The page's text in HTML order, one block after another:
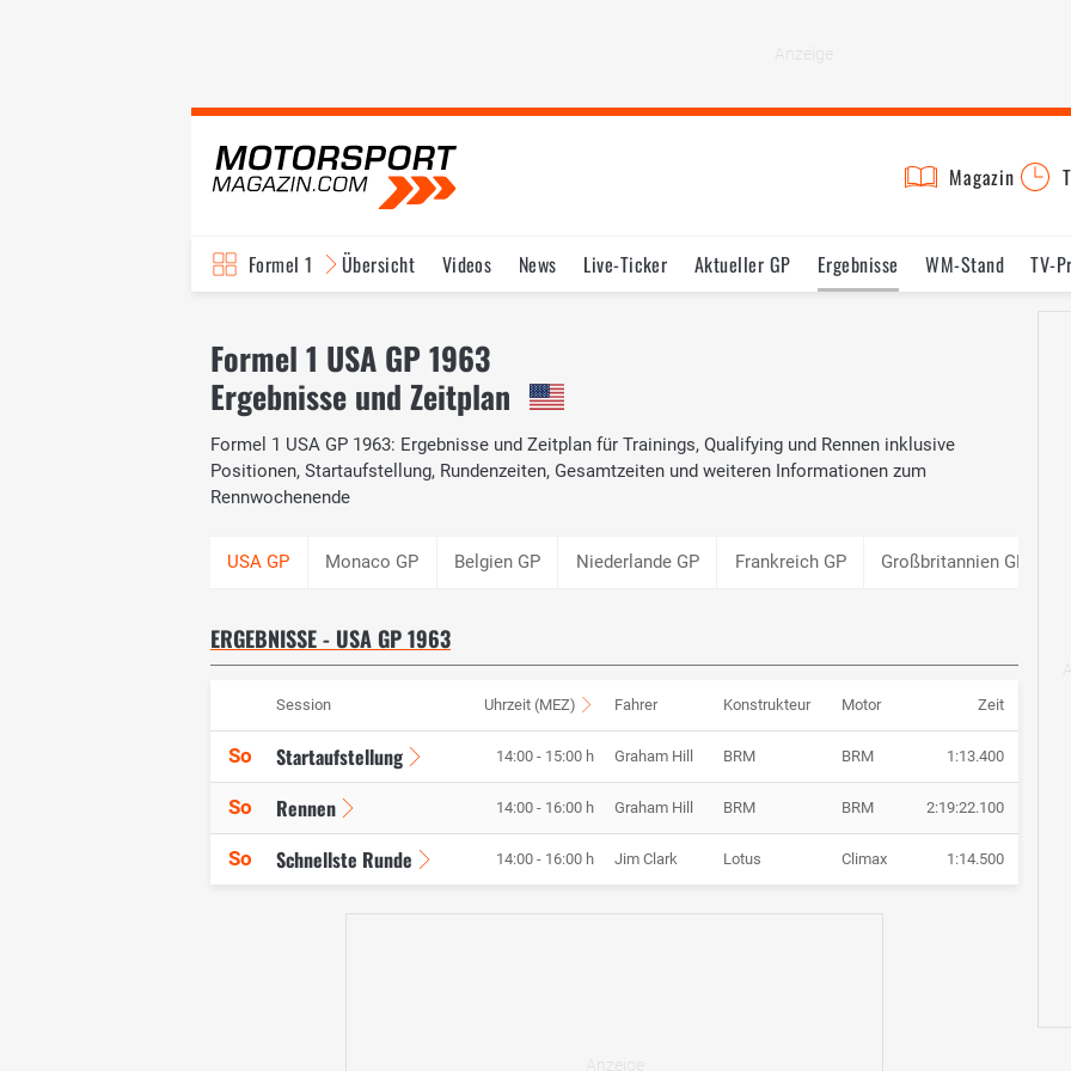
Magazin
Formel 1 Übersicht Videos News Live-Ticker Aktueller GP Ergebnisse WM-Stand TV-
Formel 1 USA GP 1963
Ergebnisse und Zeitplan
Formel 1 USA GP 1963: Ergebnisse und Zeitplan für Trainings, Qualifying und Rennen inklusive
Positionen, Startaufstellung, Rundenzeiten, Gesamtzeiten und weiteren Informationen zum
Rennwochenende
Monaco GP Belgien GP Niederlande GP Frankreich GP Großbritannien GP
ERGEBNISSE - USA GP 1963
Session Uhrzeit (MEZ) Fahrer Konstrukteur Motor Zeit
So Startaufstellung 14:00 - 15:00 h Graham Hill BRM BRM 1:13.400
So Rennen 14:00 - 16:00 h Graham Hill BRM BRM 2:19:22.100
So Schnellste Runde 14:00 - 16:00 h Jim Clark Lotus Climax 1:14.500